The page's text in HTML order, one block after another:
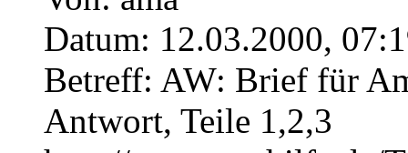
Datum: 12.03.2000,
Betreff: AW: Brief für
Antwort, Teile 1,2,3